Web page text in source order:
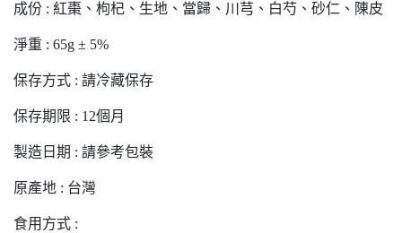
成份 : 紅棗、枸杞、生地、當歸、川芎、白芍、砂仁、陳皮
淨重 : 65g ± 5%
保存方式 : 請冷藏保存
保存期限 : 12個月
製造日期 : 請參考包裝
原產地 : 台灣
食用方式 :